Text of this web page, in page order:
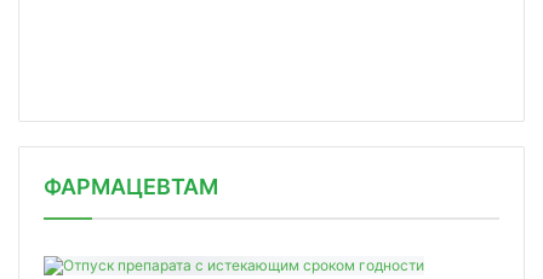
ФАРМАЦЕВТАМ